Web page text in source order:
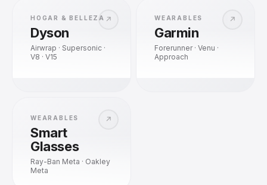
↗
HOGAR & BELLEZA
Dyson
Airwrap · Supersonic ·
V8 · V15
↗
WEARABLES
Garmin
Forerunner · Venu ·
Approach
↗
WEARABLES
Smart
Glasses
Ray-Ban Meta · Oakley
Meta